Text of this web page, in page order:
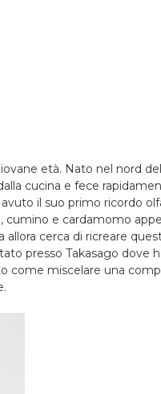
età. Nato nel nord
cucina e fece
il suo primo ricordo
cumino e cardamomo
cerca di ricreare
presso Takasago dove
come miscelare una